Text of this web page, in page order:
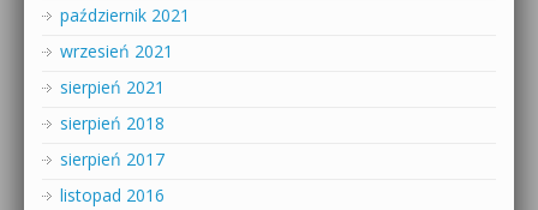
październik 2021
wrzesień 2021
sierpień 2021
sierpień 2018
sierpień 2017
listopad 2016